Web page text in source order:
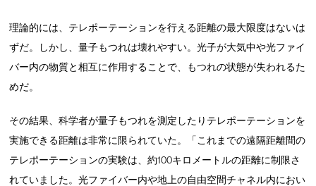
理論的には、テレポーテーションを行える距離の最大限度はないは
ずだ。しかし、量子もつれは壊れやすい。光子が大気中や光ファイ
バー内の物質と相互に作用することで、もつれの状態が失われるた
めだ。
その結果、科学者が量子もつれを測定したりテレポーテーションを
実施できる距離は非常に限られていた。「これまでの遠隔距離間の
テレポーテーションの実験は、約100キロメートルの距離に制限さ
れていました。光ファイバー内や地上の自由空間チャネル内におい